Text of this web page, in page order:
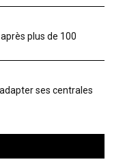
plus de 100
ses centrales